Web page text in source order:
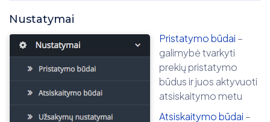
Nustatymai
Pristatymo būdai –
galimybė tvarkyti
prekių pristatymo
būdus ir juos aktyvuoti
atsiskaitymo metu
Atsiskaitymobūdai –